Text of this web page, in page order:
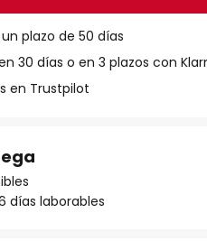
plazo de 50 días
30 días o en 3 plazos con
en Trustpilot
días laborables